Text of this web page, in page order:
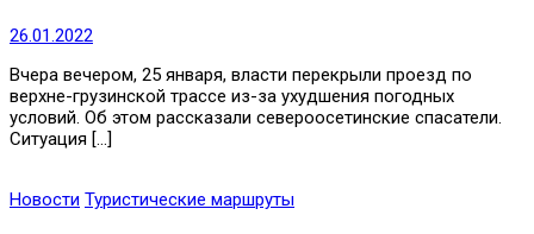
26.01.2022
Вчера вечером, 25 января, власти перекрыли проезд по
верхне-грузинской трассе из-за ухудшения погодных
условий. Об этом рассказали североосетинские спасатели.
Ситуация […]
Новости Туристические маршруты